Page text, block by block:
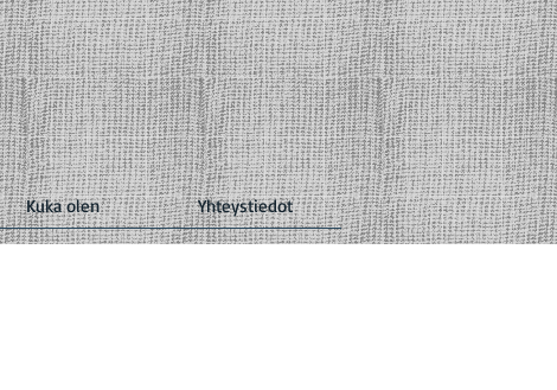
Kuka olen Yhteystiedot